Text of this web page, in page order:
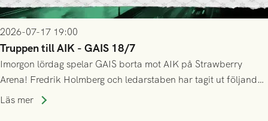
2026-07-17 19:00
Truppen till AIK - GAIS 18/7
Imorgon lördag spelar GAIS borta mot AIK på Strawberry
Arena! Fredrik Holmberg och ledarstaben har tagit ut följande
trupp till matchen:
Läs mer